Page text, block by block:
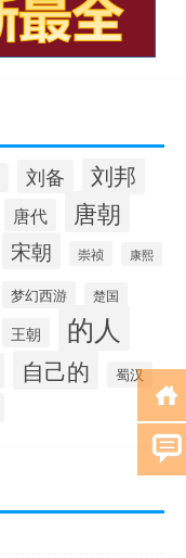
刘备 刘邦
唐代 唐朝
宋朝 崇祯 康熙
梦幻西游 楚国
王朝 的人
自己的 蜀汉